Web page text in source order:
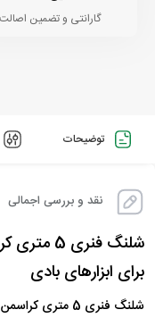
گارانتی و تضمین اصالت
توضیحات
نقد و بررسی اجمالی
شلنگ
برای ابزارهای بادی
شلنگ فنری 5 متری کراسمن